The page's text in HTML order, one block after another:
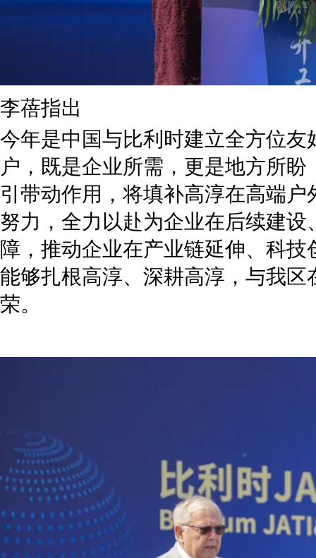
李蓓指出
今年是中国与比利时建立全方位
户，既是企业所需，更是地方所
引带动作用，将填补高淳在高端
努力，全力以赴为企业在后续建
障，推动企业在产业链延伸、科
能够扎根高淳、深耕高淳，与我
荣。